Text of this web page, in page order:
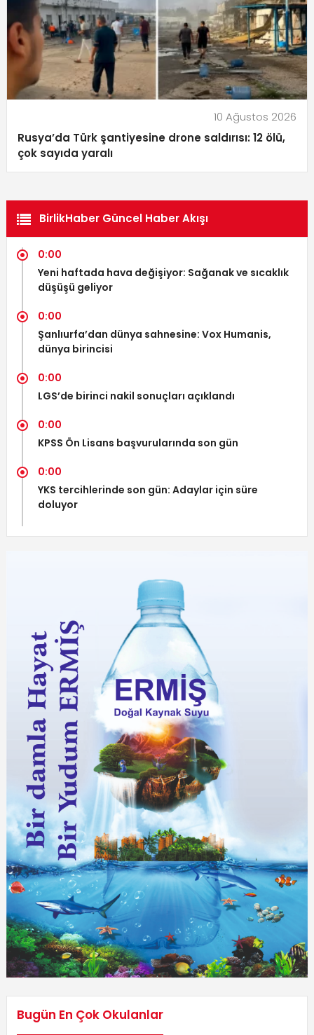
10 Ağustos 2026
Rusya’da Türk şantiyesine drone saldırısı: 12 ölü,
çok sayıda yaralı
BirlikHaber Güncel Haber Akışı
0:00
Yeni haftada hava değişiyor: Sağanak ve sıcaklık
düşüşü geliyor
0:00
Şanlıurfa’dan dünya sahnesine: Vox Humanis,
dünya birincisi
0:00
LGS’de birinci nakil sonuçları açıklandı
0:00
KPSS Ön Lisans başvurularında son gün
0:00
YKS tercihlerinde son gün: Adaylar için süre
doluyor
Bugün En Çok Okulanlar